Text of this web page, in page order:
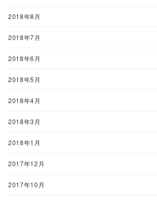
2018年8月
2018年7月
2018年6月
2018年5月
2018年4月
2018年3月
2018年1月
2017年12月
2017年10月